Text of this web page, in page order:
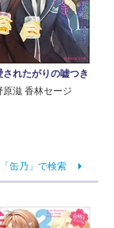
されたがりの嘘つき
原滋 香林セージ
缶乃」で検索